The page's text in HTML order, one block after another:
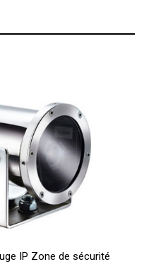
IP Zone de sécurité